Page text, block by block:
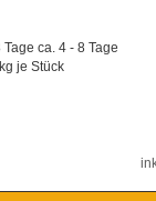
ca. 4 - 8 Tage
kg je Stück